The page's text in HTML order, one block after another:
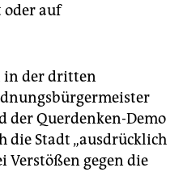
auf
in der dritten
der Querdenken-Demo
die Stadt „ausdrücklich
Verstößen gegen die